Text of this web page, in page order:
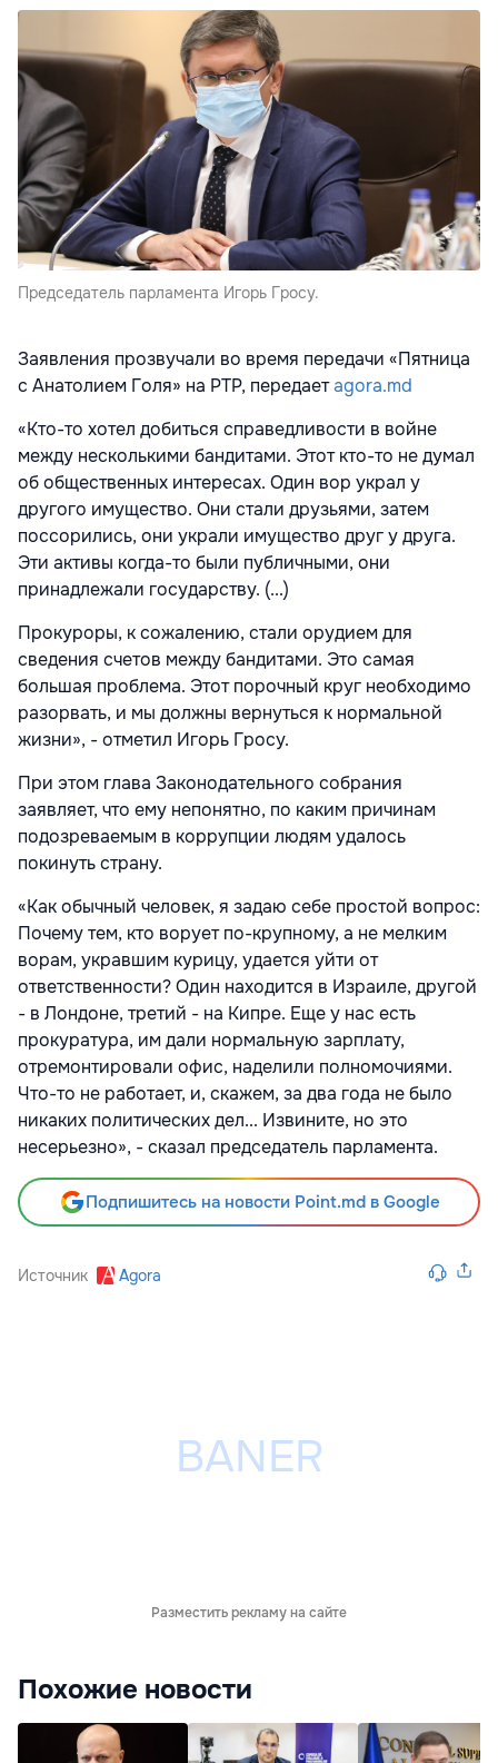
Председатель парламента Игорь Гросу.
Заявления прозвучали во время передачи «Пятница
с Анатолием Голя» на РТР, передаетagora.md
«Кто-то хотел добиться справедливости в войне
между несколькими бандитами. Этот кто-то не думал
об общественных интересах. Один вор украл у
другого имущество. Они стали друзьями, затем
поссорились, они украли имущество друг у друга.
Эти активы когда-то были публичными, они
принадлежали государству. (...)
Прокуроры, к сожалению, стали орудием для
сведения счетов между бандитами. Это самая
большая проблема. Этот порочный круг необходимо
разорвать, и мы должны вернуться к нормальной
жизни», - отметил Игорь Гросу.
При этом глава Законодательного собрания
заявляет, что ему непонятно, по каким причинам
подозреваемым в коррупции людям удалось
покинуть страну.
«Как обычный человек, я задаю себе простой вопрос:
Почему тем, кто ворует по-крупному, а не мелким
ворам, укравшим курицу, удается уйти от
ответственности? Один находится в Израиле, другой
- в Лондоне, третий - на Кипре. Еще у нас есть
прокуратура, им дали нормальную зарплату,
отремонтировали офис, наделили полномочиями.
Что-то не работает, и, скажем, за два года не было
никаких политических дел... Извините, но это
несерьезно», - сказал председатель парламента.
Подпишитесь на новости Point.md в Google
Источник Agora
Разместить рекламу на сайте
Похожие новости